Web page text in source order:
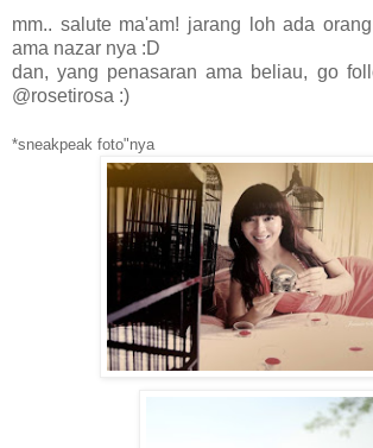
mm.. salute ma'am! jarang loh ada
ama nazar nya :D
dan, yang penasaran ama beliau, go
@rosetirosa :)
*sneakpeak foto"nya